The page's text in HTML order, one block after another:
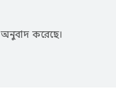
অনুবাদ করেছে।